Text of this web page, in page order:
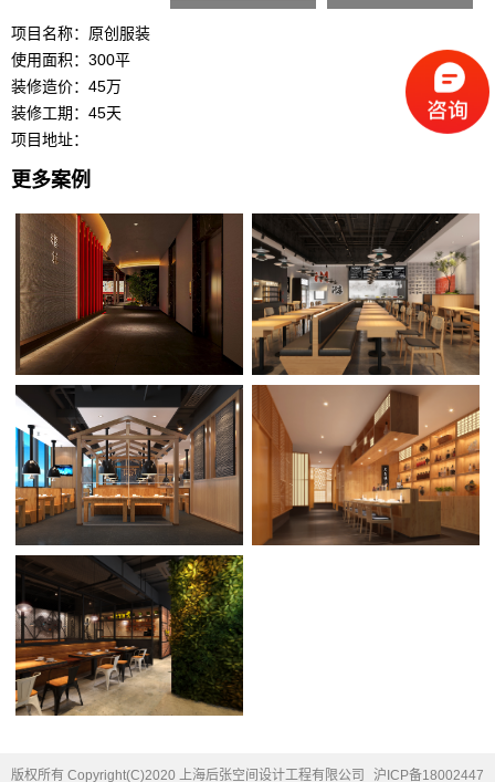
项目名称：原创服装
使用面积：300平
装修造价：45万
装修工期：45天
项目地址：
更多案例
版权所有 Copyright(C)2020 上海后张空间设计工程有限公司 沪ICP备18002447